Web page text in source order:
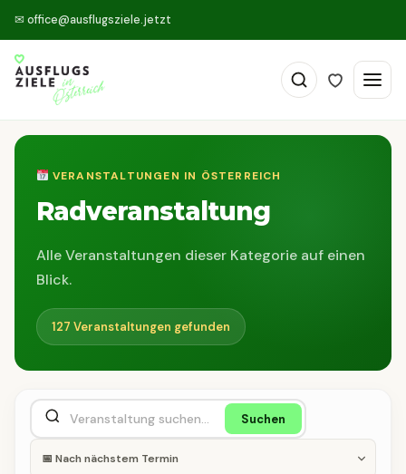
✉ office@ausflugsziele.jetzt
VERANSTALTUNGEN IN ÖSTERREICH
Radveranstaltung
Alle Veranstaltungen dieser Kategorie auf einen
Blick.
127 Veranstaltungen gefunden
Suchen